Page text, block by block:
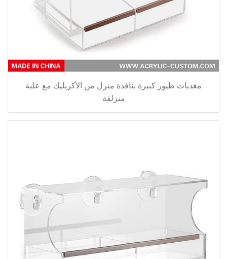
مغذيات طيور كبيرة بنافذة منزل من الأكريليك مع علبة
منزلقة